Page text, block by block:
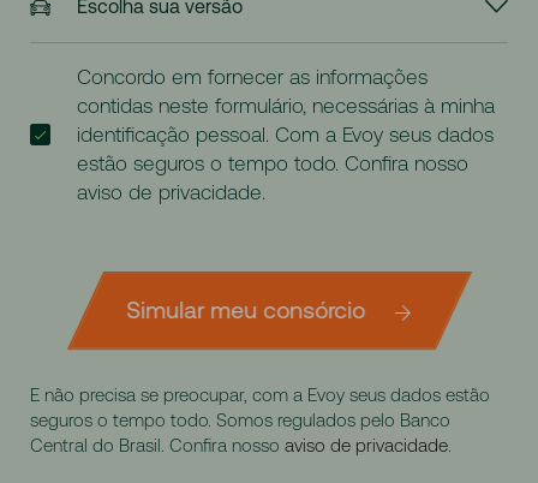
Concordo em fornecer as informações
contidas neste formulário, necessárias à minha
identificação pessoal. Com a Evoy seus dados
estão seguros o tempo todo. Confira nosso
aviso de privacidade.
Simular meu consórcio
E não precisa se preocupar, com a Evoy seus dados estão
seguros o tempo todo. Somos regulados pelo Banco
Central do Brasil. Confira nosso aviso de privacidade.